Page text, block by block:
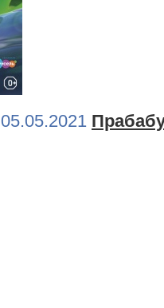
05.05.2021